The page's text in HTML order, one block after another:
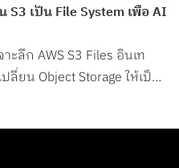
S3 เป็น File System เพื่อ AI
ะลึก AWS S3 Files อินเท
ลี่ยน Object Storage ให้เป็น